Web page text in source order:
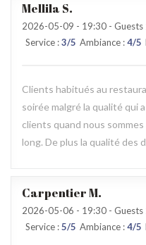
Mellila S
2026-05-09 - 19:30 - Guests
Service :3/5 Ambiance :4/5
Clients habitués au
soirée malgré la qualité qui
clients quand nous
long. De plus la qualité des
CarpentierM
2026-05-06 - 19:30 - Guests
Service :5/5 Ambiance :4/5